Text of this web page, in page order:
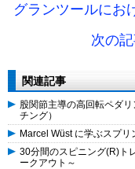
グランツールに
次の
関連記事
股関節主導の高回転ペダ
チング）
Marcel Wüst に学ぶスプ
30分間のスピニング(R)ト
ークアウト～